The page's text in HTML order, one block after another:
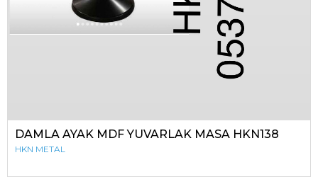
DAMLA AYAK MDF YUVARLAK MASA HKN138
HKN METAL